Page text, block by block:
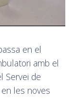
en el
amb el
Servei de
les noves